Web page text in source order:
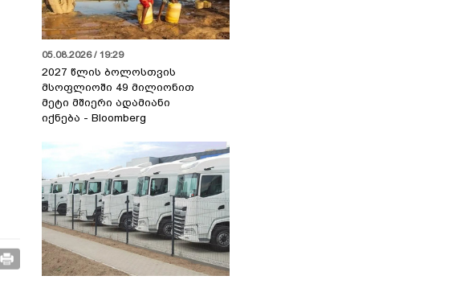
05.08.2026 / 19:29
2027 წლის ბოლოსთვის
მსოფლიოში 49 მილიონით
მეტი მშიერი ადამიანი
იქნება - Bloomberg